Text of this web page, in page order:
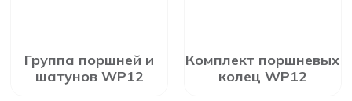
Группа поршней и
шатунов WP12
Комплект поршневых
колец WP12